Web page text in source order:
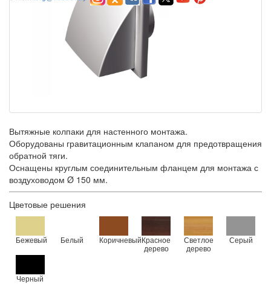
Вытяжные колпаки для настенного монтажа.
Оборудованы гравитационным клапаном для предотвращения
обратной тяги.
Оснащены круглым соединительным фланцем для монтажа с
воздуховодом Ø 150 мм.
Цветовые решения
Бежевый Белый КоричневыйКрасное
дерево
Светлое
дерево
Серый
Черный